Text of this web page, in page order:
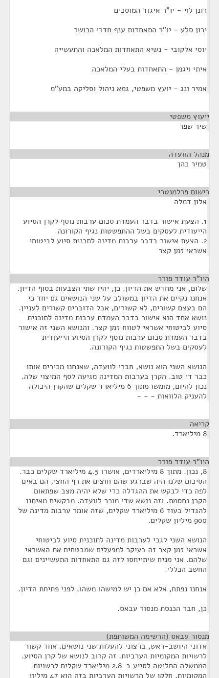
רונן לוי - יו"ר איגוד המוסכים
ירון סלע - יו"ר התאחדות ענף חדרי הכושר
יוסי אלקובי - נשיא התאחדות המלאכה והתעשייה
איתי ויגמן - התאחדות בעלי המלאכה
אמיר ונג - יועץ משפטי, גמא ניהול וסליקה במע"מ
ייעוץ משפטי
שיר שפר
מנהל הוועדה
טמיר כהן
רישום פרלמנטרי
אלון דמלה
1. הצעת אישור בדבר העמדת סכום ערבות נוסף לקרן הסיוע
הייעודית לעסקים בשל ההתפשטות נגיף הקורונה
2. הצעת אישור בדבר ערבות מדינה לתכנית סיוע לביטוחי
אשראי זמן קצר
היו"ר עודד פורר
שלום, אני מחדש את הדיון. כן, יהיו שתי הצבעות בסוף הדיון.
אנחנו נקיים את הדיון במשולב על שני הנושאים גם יחד כי
הם בעצם קשורים, לא קשורים, אבל הדוברים קשורים לעניין.
נושא אחד הוא אישור בדבר העמדת ערבות מדינה לתוכנית
סיוע לביטוחי אשראי לטווח זמן קצר. והנושא השני זה אישור
בדבר העמדת סכום ערבות נוסף לקרן הסיוע הייעודית
לעסקים בשל התפשטות נגיף הקורונה.
הנושא השני הוא נושא, חברי לוועדה, שאנחנו מכירים אותו
כבר די טוב. הקרן בערבות המדינה מגיעה לסף המיצוי שלה.
נכון להיום, מומשו מתוך 6 מיליארד שקלים שהקרן היכולה
להעניק הלוואות - - -
קריאה
8 מיליארד.
היו"ר עודד פורר
8, נכון. מתוך 8 מיליארדים, אושרו 4.5 מיליארד שקלים כבר.
הסיכום שלנו היה שברגע שהם חוצים את רף החצי, הם באים
לפה כדי לבקש את ההגדלה כדי שלא יהיה מצב שפתאום
הקרן נחסמת. וזה נושא שדי מוכר לוועדה. מבקשים מאיתנו
להגדיל בעוד 6 מיליארד שקלים, שזה אומר ערבות מדינה של
900 מיליון שקלים.
הנושא השני לגבי לערבות מדינה לתוכנית סיוע לביטוחי
אשראי זמן קצר זה בעיקר למפעלים שמבטחים את האשראי
שלהם. אני מניח שיתייחסו לזה גם התאחדות התעשיינים וגם
החשב הכללי.
אנחנו נפתח, אלא אם כן יש למישהו משהו, לפני פתיחת הדיון.
כן, חבר הכנסת מנסור עבאס.
מנסור עבאס (הרשימה המשותפת)
אדוני היושב-ראש, ברצוני להעלות שני נושאים. אחד קשור
לרשויות המקומיות הערביות. זה קרוב לנושא של קרן הסיוע.
הממשלה החליטה לסייע ב-2.8 מיליארד שקלים לרשויות
המקומיות. חלקן של הרשויות הערביות בזה הוא 47 מיליון